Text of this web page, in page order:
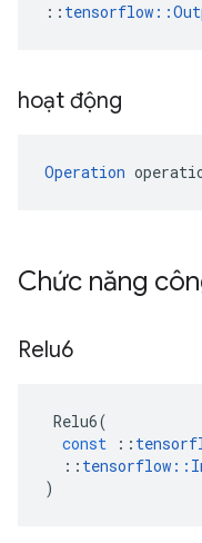
::
hoạt động
Operation
Chức năng
Relu6
Relu6(
const
::
:: tensorflow ::
)